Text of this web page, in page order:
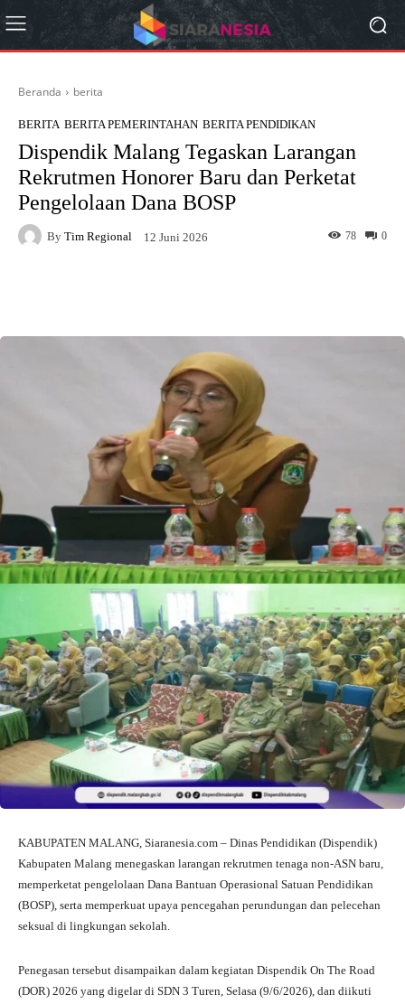
Beranda berita
BERITA BERITA PEMERINTAHAN BERITA PENDIDIKAN
Dispendik Malang Tegaskan Larangan
Rekrutmen Honorer Baru dan Perketat
Pengelolaan Dana BOSP
By Tim Regional 12 Juni 2026 0
78
KABUPATEN MALANG, Siaranesia.com – Dinas Pendidikan (Dispendik)
Kabupaten Malang menegaskan larangan rekrutmen tenaga non-ASN baru,
memperketat pengelolaan Dana Bantuan Operasional Satuan Pendidikan
(BOSP), serta memperkuat upaya pencegahan perundungan dan pelecehan
seksual di lingkungan sekolah.
Penegasan tersebut disampaikan dalam kegiatan Dispendik On The Road
(DOR) 2026 yang digelar di SDN 3 Turen, Selasa (9/6/2026), dan diikuti